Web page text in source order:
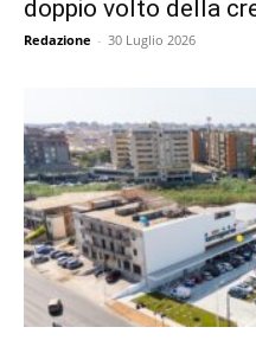
doppio volto della
Redazione - 30 Luglio 2026